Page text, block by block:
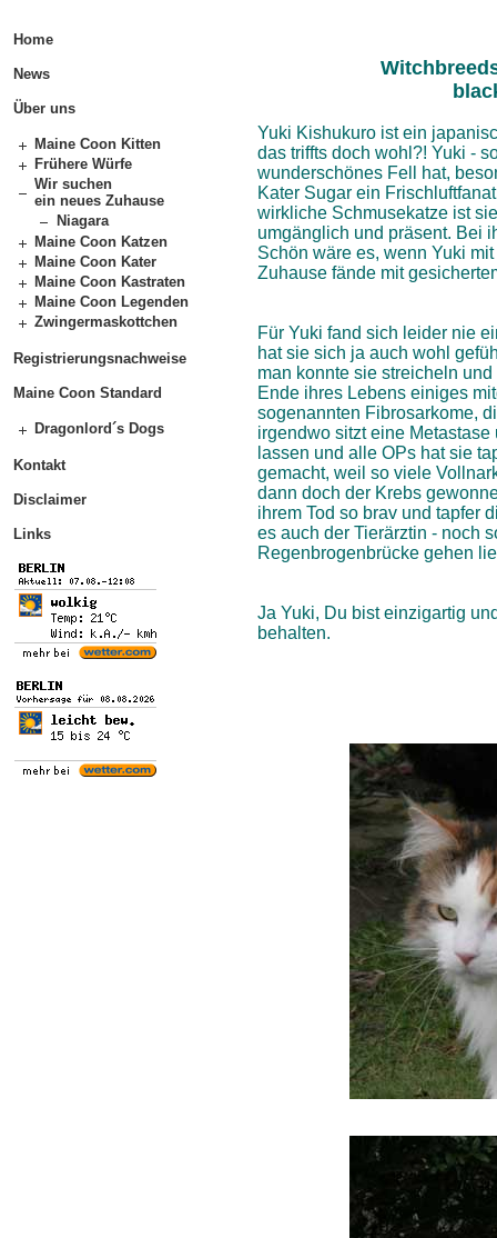
Home
News
Über uns
Maine Coon Kitten
Frühere Würfe
Wir suchen
ein neues Zuhause
Niagara
Maine Coon Katzen
Maine Coon Kater
Maine Coon Kastraten
Maine Coon Legenden
Zwingermaskottchen
Registrierungsnachweise
Maine Coon Standard
Dragonlord´s Dogs
Kontakt
Disclaimer
Links
Yuki Kishukuro ist ein
das triffts doch wohl?! Yuki -
wunderschönes Fell hat,
Kater Sugar ein
wirkliche Schmusekatze ist
umgänglich und präsent. Bei
Schön wäre es, wenn Yuki
Zuhause fände mit
Für Yuki fand sich leider nie
hat sie sich ja auch wohl
man konnte sie streicheln
Ende ihres Lebens einiges
sogenannten Fibrosarkome,
irgendwo sitzt eine
lassen und alle OPs hat sie
gemacht, weil so viele
dann doch der Krebs
ihrem Tod so brav und tapfer
es auch der Tierärztin - noch
Regenbrogenbrücke gehen
Ja Yuki, Du bist einzigartig
behalten.